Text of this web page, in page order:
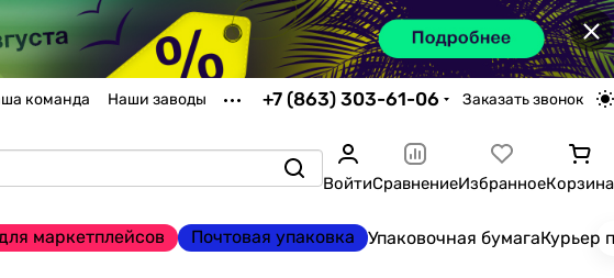
×
команда Наши заводы +7 (863) 303-61-06 Заказать звонок
ВойтиСравнениеИзбранноеКорзина
маркетплейсов Почтовая упаковка Упаковочная бумагаКурьер